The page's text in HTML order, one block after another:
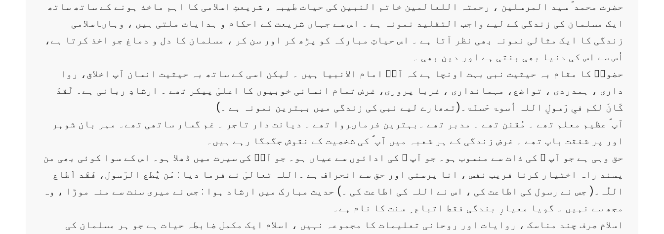
حضرت محمد ؐ سید المرسلین ، رحمتہ اللعالمین خاتم النبین کی حیات طیبہ ، شریعتِ اسلامی کا اہم ماخذ ہونے کے ساتھ ساتھ
ایک مسلمان کی زندگی کے لیے واجب التقلید نمونہ ہے ۔ اس سے جہاں شریعت کے احکام و ہدایات ملتی ہیں ، وہاںاسلامی
زندگی کا ایک مثالی نمونہ بھی نظر آتا ہے ۔ اس حیاتِ مبارکہ کو پڑھ کر اور سن کر ، مسلمان کا دل و دماغ جو اخذ کرتا ہے،
اُس سے اس کی دنیا بھی بنتی ہے اور دین بھی ۔
حضورؐ کا مقام بہ حیثیت نبی بہت اونچا ہے کہ آپؐ امام الانبیا ہیں ۔ لیکن اسی کے ساتھ بہ حیثیت انسان آپ اخلاق، روا
داری ، ہمدردی ، تواضع، مہمانداری ، غربا پروری، غرض تمام انسانی خوبیوں کا اعلیٰ پیکر تھے ۔ ارشادِ ربانی ہے۔ لَقدَ
کَانَ لکم فیِ رَسولِ اللہ اُسوۃ حَسنَۃ۔(تمھارے لیے نبی کی زندگی میں بہترین نمونہ ہے ۔)
آپ ؐ عظیم معلم تھے ۔ مُقنن تھے ۔ مدبر تھے ۔بہترین فرماںروا تھے ۔ دیانت دار تاجر ۔ غم گسار ساتھی تھے۔ مہر بان شوہر
اور پر شفقت باپ تھے ۔ غرض زندگی کے ہر شعبہ میں آپ ؐ کی شخصیت کے نقوش جگمگا رہے ہیں۔
حق وہی ہے جو آپ ؐ کی ذات سے منسوب ہو۔ جو آپ ؐ کی ادائوں سے عیاں ہو۔ جو آپؐ کی سیرت میں ڈھلا ہو۔ اس کے سوا کوئی بھی من
پسند راہ اختیار کرنا فریب نفس ، انا پرستی اور حق سے انحراف ہے ۔اللہ تعالیٰ نے فرما دیا : مَن یُّطع الرّسول، فَقَد اَطاع
اللّٰہ۔( جس نے رسول کی اطاعت کی ، اس نے اللہ کی اطاعت کی ۔) حدیث مبارک میں ارشاد ہوا : جس نے میری سنت سے منہ موڑا ، وہ
مجھ سے نہیں ۔ گویا معیارِ بندگی فقط اتباع ِ سنت کا نام ہے۔
اسلام صرف چند مناسک ، روایات اور روحانی تعلیمات کا مجموعہ نہیں ، اسلام ایک مکمل ضابطہ حیات ہے جو ہر مسلمان کی